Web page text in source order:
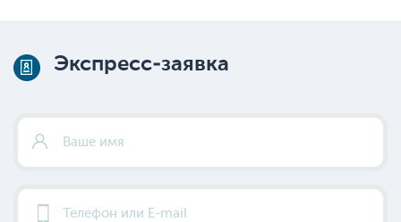
Экспресс-заявка